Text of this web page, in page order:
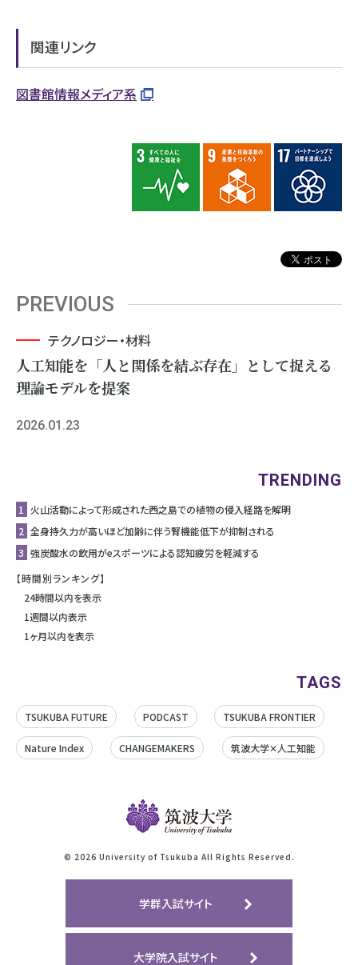
関連リンク
図書館情報メディア系
PREVIOUS
テクノロジー・材料
人工知能を「人と関係を結ぶ存在」として捉える
理論モデルを提案
2026.01.23
TRENDING
1 ⽕⼭活動によって形成された⻄之島での植物の侵⼊経路を解明
2 全身持久力が高いほど加齢に伴う腎機能低下が抑制される
3 強炭酸水の飲用がeスポーツによる認知疲労を軽減する
【時間別ランキング】
24時間以内を表示
1週間以内表示
1ヶ月以内を表示
TAGS
TSUKUBA FUTURE PODCAST TSUKUBA FRONTIER
Nature Index CHANGEMAKERS 筑波大学✕人工知能
© 2026 University of Tsukuba All Rights Reserved.
学群入試サイト
大学院入試サイト